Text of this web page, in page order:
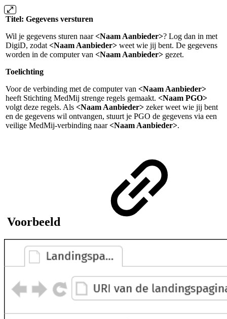
Titel: Gegevens versturen
Wil je gegevens sturen naar<Naam Aanbieder>? Log dan in met
DigiD, zodat <Naam Aanbieder> weet wie jij bent. De gegevens
worden in de computer van <Naam Aanbieder> gezet.
Toelichting
Voor de verbinding met de computer van <Naam Aanbieder>
heeft Stichting MedMij strenge regels gemaakt. <Naam PGO>
volgt deze regels. Als <Naam Aanbieder> zeker weet wie jij bent
en de gegevens wil ontvangen, stuurt je PGO de gegevens via een
veilige MedMij-verbinding naar<Naam Aanbieder>.
Voorbeeld